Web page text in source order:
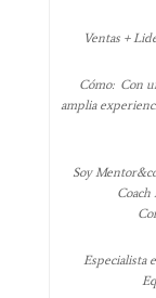
Ventas +
Cómo: Con
amplia
Soy
Coach
Especialista